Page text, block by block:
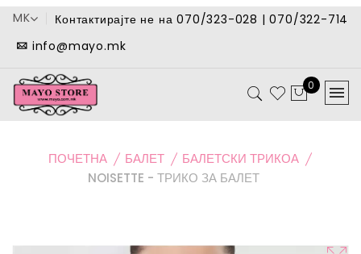
MK
Контактирајте не на 070/323-028 | 070/322-714
info@mayo.mk
0
ПОЧЕТНА БАЛЕТ
БАЛЕТСКИ ТРИКОА
NOISETTE - ТРИКО ЗА БАЛЕТ